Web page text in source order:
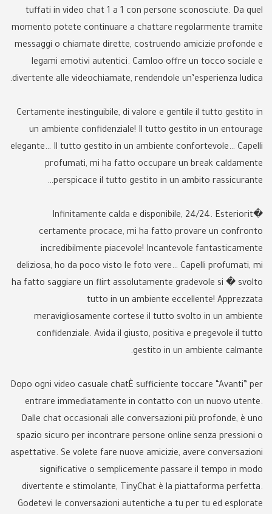
tuffati in video chat 1 a 1 con persone sconosciute. Da quel
momento potete continuare a chattare regolarmente tramite
messaggi o chiamate dirette, costruendo amicizie profonde e
legami emotivi autentici. Camloo offre un tocco sociale e
divertente alle videochiamate, rendendole un’esperienza ludica.
Certamente inestinguibile, di valore e gentile il tutto gestito in
un ambiente confidenziale! Il tutto gestito in un entourage
elegante… Il tutto gestito in un ambiente confortevole… Capelli
profumati, mi ha fatto occupare un break caldamente
perspicace il tutto gestito in un ambito rassicurante…
Infinitamente calda e disponibile, 24/24. Esteriorit�
certamente procace, mi ha fatto provare un confronto
incredibilmente piacevole! Incantevole fantasticamente
deliziosa, ho da poco visto le foto vere… Capelli profumati, mi
ha fatto saggiare un flirt assolutamente gradevole si � svolto
tutto in un ambiente eccellente! Apprezzata
meravigliosamente cortese il tutto svolto in un ambiente
confidenziale. Avida il giusto, positiva e pregevole il tutto
gestito in un ambiente calmante.
Dopo ogni video casuale chatÈ sufficiente toccare “Avanti” per
entrare immediatamente in contatto con un nuovo utente.
Dalle chat occasionali alle conversazioni più profonde, è uno
spazio sicuro per incontrare persone online senza pressioni o
aspettative. Se volete fare nuove amicizie, avere conversazioni
significative o semplicemente passare il tempo in modo
divertente e stimolante, TinyChat è la piattaforma perfetta.
Godetevi le conversazioni autentiche a tu per tu ed esplorate